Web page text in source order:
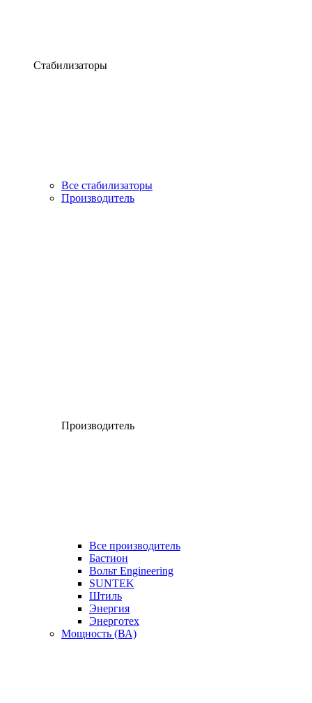
Стабилизаторы
Все стабилизаторы
Производитель
Производитель
Все производитель
Бастион
Вольт Engineering
SUNTEK
Штиль
Энергия
Энерготех
Мощность (ВА)